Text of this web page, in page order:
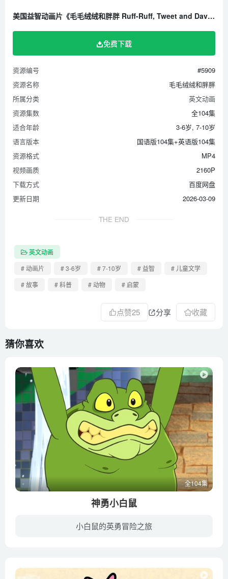
美国益智动画片《毛毛绒绒和胖胖 Ruff-Ruff, Tweet and Dave》全104集 国语版104集+英语版104集 1080P/MP4/22G 百度云网盘下载
免费下载
资源编号
#5909
资源名称
毛毛绒绒和胖胖
所属分类
英文动画
资源集数
全104集
适合年龄
3-6岁, 7-10岁
语言版本
国语版104集+英语版104集
资源格式
MP4
视频画质
2160P
下载方式
百度网盘
更新日期
2026-03-09
THE END
英文动画
# 动画片
# 3-6岁 # 7-10岁 # 益智
# 儿童文学
# 故事
# 科普 # 动物 # 启蒙
点赞25 分享 收藏
猜你喜欢
全104集
神勇小白鼠
小白鼠的英勇冒险之旅